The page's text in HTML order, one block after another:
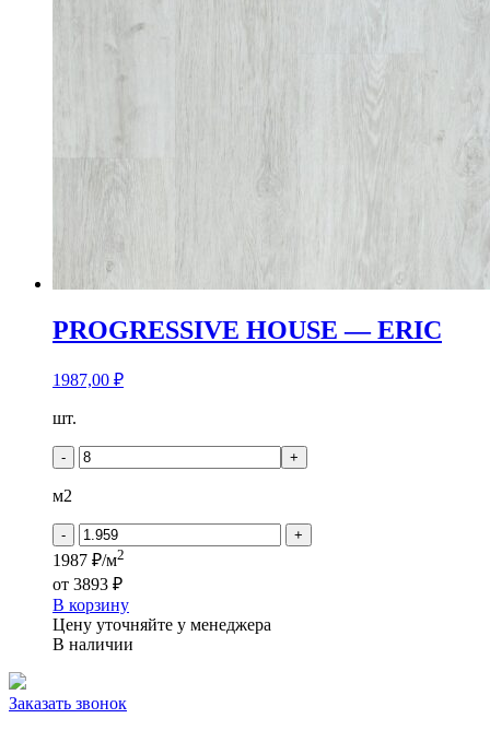
PROGRESSIVE HOUSE — ERIC
1987,00 ₽
Количество
PROGRESSIVE
-
шт.
- +
м2
- +
1987 ₽/м2
от 3893 ₽
В корзину
Цену уточняйте у менеджера
В наличии
Заказать звонок